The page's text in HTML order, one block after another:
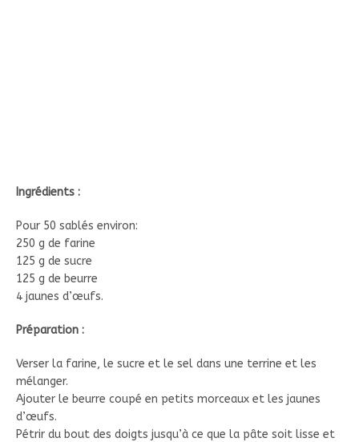
Ingrédients :
Pour 50 sablés environ:
250 g de farine
125 g de sucre
125 g de beurre
4 jaunes d’œufs.
Préparation :
Verser la farine, le sucre et le sel dans une terrine et les
mélanger.
Ajouter le beurre coupé en petits morceaux et les jaunes
d’œufs.
Pétrir du bout des doigts jusqu’à ce que la pâte soit lisse et